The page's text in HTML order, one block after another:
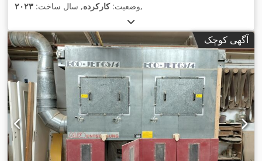
وضعیت:کارکرده, سال ساخت: ۲۰۲۳ ,
آگهی کوچک